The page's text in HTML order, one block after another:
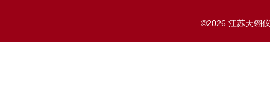
©2026 江苏天翎